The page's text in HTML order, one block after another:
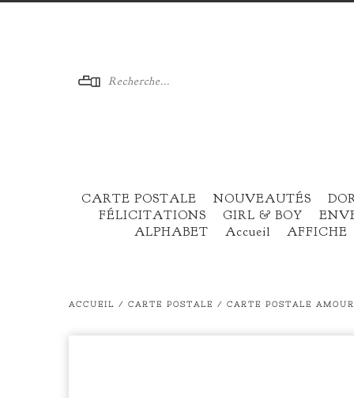
CARTE POSTALE NOUVEAUTÉS
FÉLICITATIONS
GIRL & BOY
ALPHABET
Accueil AFFICHE
ACCUEIL / CARTE POSTALE / CARTE POSTALE